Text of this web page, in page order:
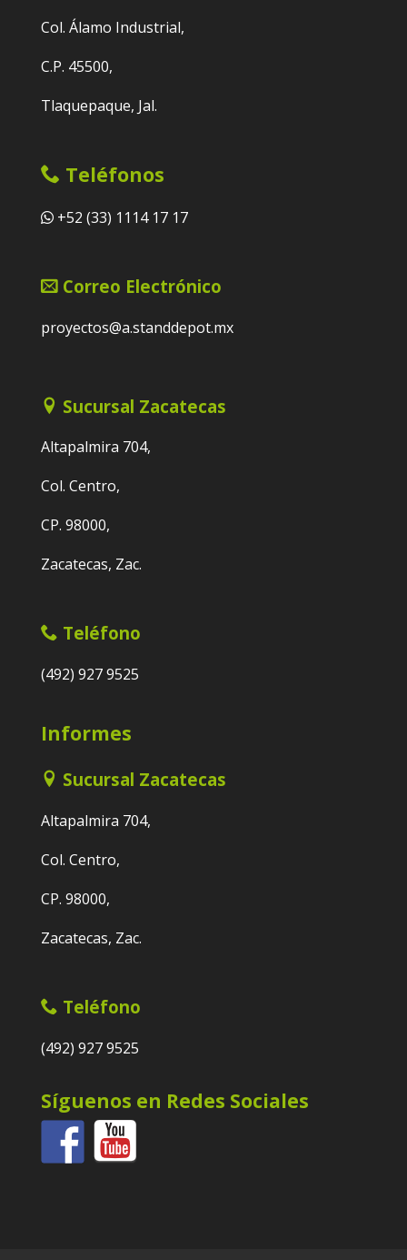
Col. Álamo Industrial,
C.P. 45500,
Tlaquepaque, Jal.
Teléfonos
+52 (33) 1114 17 17
Correo Electrónico
proyectos@a.standdepot.mx
Sucursal Zacatecas
Altapalmira 704,
Col. Centro,
CP. 98000,
Zacatecas, Zac.
Teléfono
(492) 927 9525
Informes
Sucursal Zacatecas
Altapalmira 704,
Col. Centro,
CP. 98000,
Zacatecas, Zac.
Teléfono
(492) 927 9525
Síguenos en Redes Sociales